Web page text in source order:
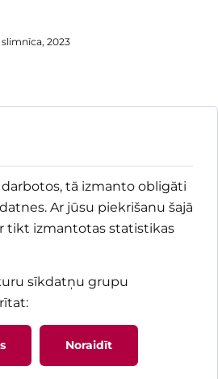
2023
tā izmanto obligāti
Ar jūsu piekrišanu šajā
tikt izmantotas statistikas
sīkdatņu grupu
:
Noraidīt